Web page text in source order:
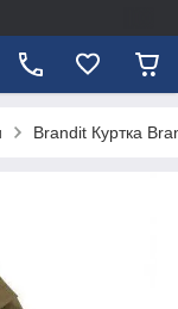
Brandit Куртка